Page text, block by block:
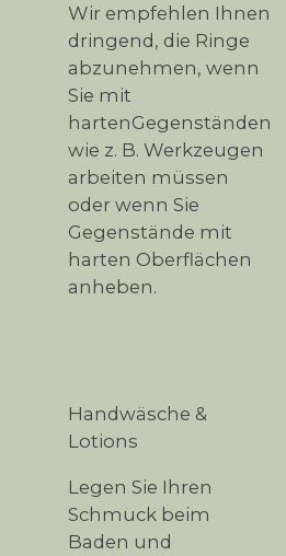
Wir empfehlen Ihnen
dringend, die Ringe
abzunehmen, wenn
Sie mit
hartenGegenständen
wie z. B. Werkzeugen
arbeiten müssen
oder wenn Sie
Gegenstände mit
harten Oberflächen
anheben.
Handwäsche &
Lotions
Legen Sie Ihren
Schmuck beim
Baden und